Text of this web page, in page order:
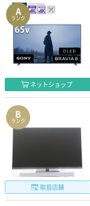
A
ランク
ネットショップ
B
ランク
取扱店舗